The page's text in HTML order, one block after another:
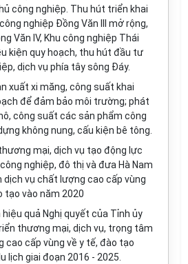
công nghiệp. Thu hút triển khai
nghiệp Đồng Văn III mở rộng,
Văn IV, Khu công nghiệp Thái
kiện quy hoạch, thu hút đầu tư
dịch vụ phía tây sông Đáy.
xuất xi măng, công suất khai
để đảm bảo môi trường; phát
công suất các sản phẩm công
không nung, cấu kiện bê tông.
mại, dịch vụ tạo động lực
nghiệp, đô thị và đưa Hà Nam
vụ chất lượng cao cấp vùng
tạo vào năm 2020
quả Nghị quyết của Tỉnh ủy
thương mại, dịch vụ, trọng tâm
cao cấp vùng về y tế, đào tạo
lịch giai đoạn 2016 - 2025.